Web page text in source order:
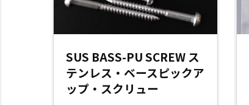
SUS BASS-PU SCREW ス
テンレス・ベースピックア
ップ・スクリュー